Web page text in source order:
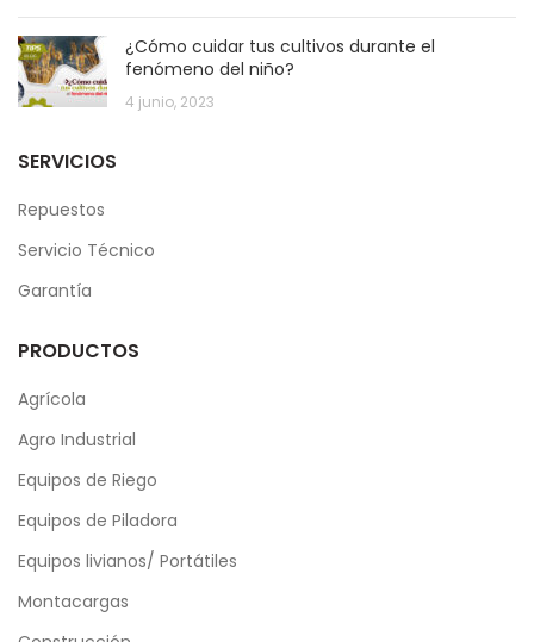
¿Cómo cuidar tus cultivos durante el
fenómeno del niño?
4 junio, 2023
SERVICIOS
Repuestos
Servicio Técnico
Garantía
PRODUCTOS
Agrícola
Agro Industrial
Equipos de Riego
Equipos de Piladora
Equipos livianos/ Portátiles
Montacargas